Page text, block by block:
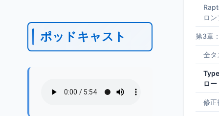
ポッドキャスト
ロ
第3章
全タ
ロー
修正